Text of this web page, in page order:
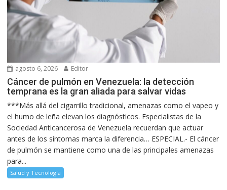
agosto 6, 2026 Editor
Cáncer de pulmón en Venezuela: la detección
temprana es la gran aliada para salvar vidas
***Más allá del cigarrillo tradicional, amenazas como el vapeo y
el humo de leña elevan los diagnósticos. Especialistas de la
Sociedad Anticancerosa de Venezuela recuerdan que actuar
antes de los síntomas marca la diferencia… ESPECIAL.- El cáncer
de pulmón se mantiene como una de las principales amenazas
para...
Salud y Tecnología